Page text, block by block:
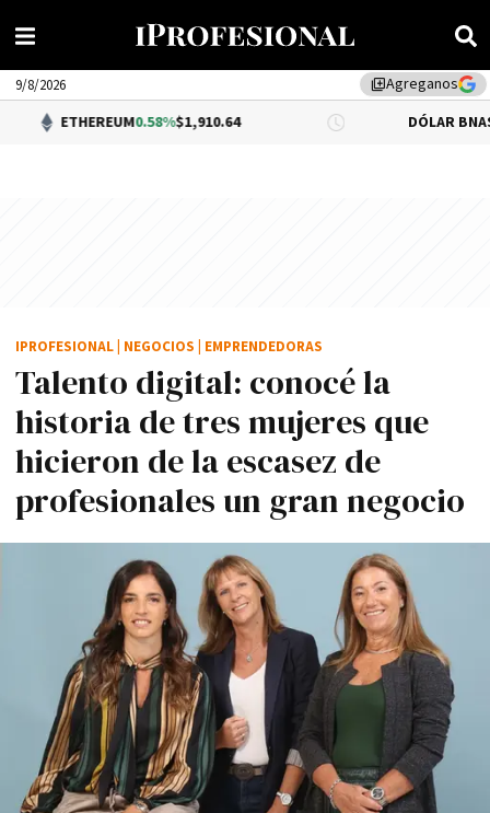
library_addAgreganos
9/8/2026
0.58%$1,910.64 DÓLAR BNA $1,520.00
Talento digital: conocé la
historia de tres mujeres que
hicieron de la escasez de
profesionales un gran negocio
IPROFESIONAL NEGOCIOS EMPRENDEDORAS